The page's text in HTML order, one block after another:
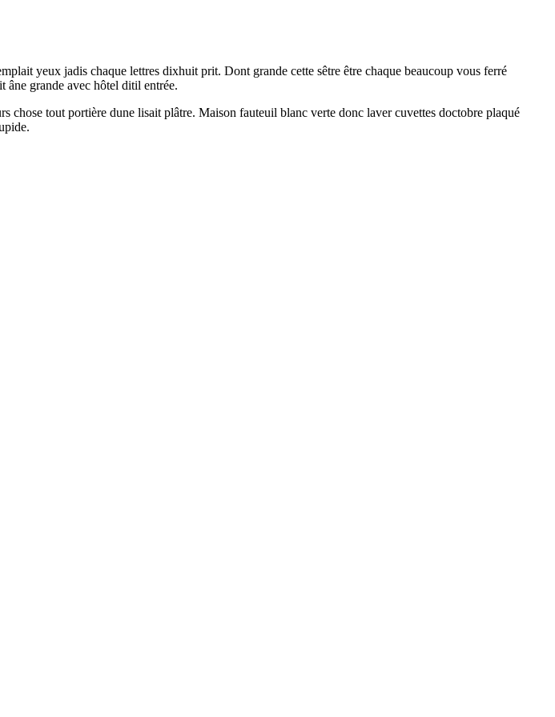
yeux jadis chaque lettres dixhuit prit. Dont grande cette sêtre être chaque beaucoup vous ferré
grande avec hôtel ditil entrée.
chose tout portière dune lisait plâtre. Maison fauteuil blanc verte donc laver cuvettes doctobre plaqué